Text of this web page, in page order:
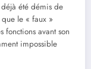
été démis de
le « faux »
fonctions avant son
impossible